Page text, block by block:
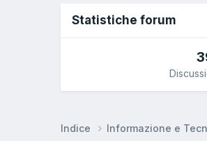
Statistiche forum
Indice Informazione e